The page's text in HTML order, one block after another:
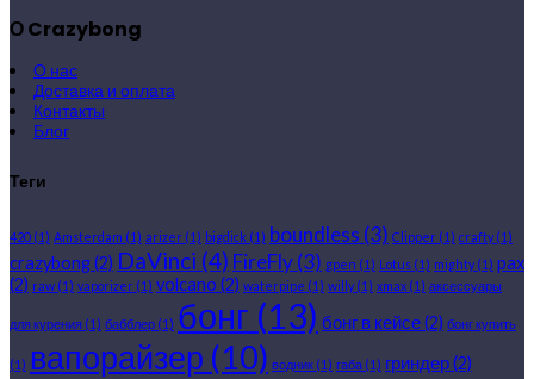
О Crazybong
О нас
Доставка и оплата
Контакты
Блог
Теги
420 (1) Amsterdam (1) arizer (1) bigdick (1) boundless (3) Clipper (1) crafty(1)
crazybong(2) DaVinci (4) FireFly(3) gpen (1) Lotus (1) mighty(1) pax
(2) raw (1) vaporizer (1) volcano (2) waterpipe (1) willy(1) xmax (1) аксессуары
для курения (1) бабблер (1) бонг (13) бонг в кейсе(2) бонг купить
(1) вапорайзер (10) водник (1) габа (1) гриндер(2)